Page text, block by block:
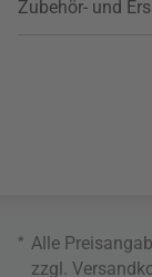
Zubehör- und
* Alle
zzgl.